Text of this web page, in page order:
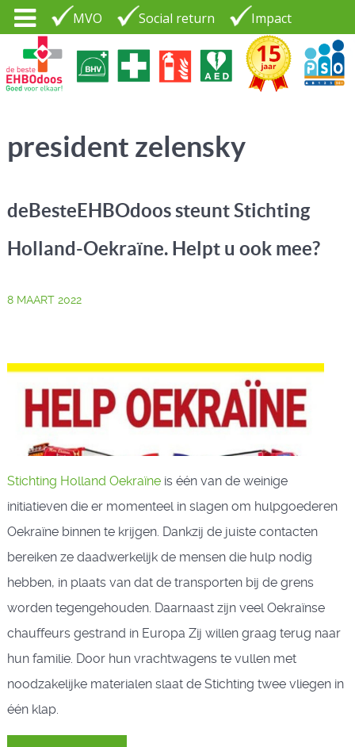
MVO Social return Impact
PSO30+
Tel. 035 - 7370265
CONTACT
president zelensky
deBesteEHBOdoos steunt Stichting
Holland-Oekraïne. Helpt u ook mee?
8 MAART 2022
Stichting Holland Oekraïneis één van de weinige
initiatieven die er momenteel in slagen om hulpgoederen
Oekraïne binnen te krijgen. Dankzij de juiste contacten
bereiken ze daadwerkelijk de mensen die hulp nodig
hebben, in plaats van dat de transporten bij de grens
worden tegengehouden. Daarnaast zijn veel Oekraïnse
chauffeurs gestrand in Europa Zij willen graag terug naar
hun familie. Door hun vrachtwagens te vullen met
noodzakelijke materialen slaat de Stichting twee vliegen in
één klap.